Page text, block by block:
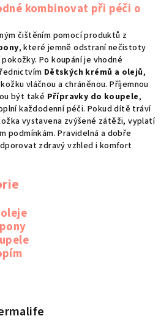
kombinovat při péči o
čištěním pomocí produktů z
, které jemně odstraní nečistoty
Po koupání je vhodné
Dětských krémů a olejů,
vláčnou a chráněnou. Příjemnou
být také Přípravky do koupele,
každodenní péči. Pokud dítě tráví
vystavena zvýšené zátěži, vyplatí
podmínkám. Pravidelná a dobře
zdravý vzhled i komfort